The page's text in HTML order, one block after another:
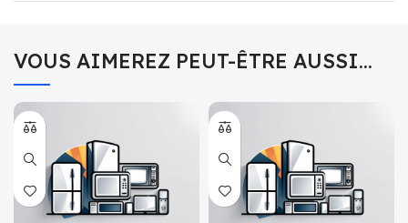
VOUS AIMEREZ PEUT-ÊTRE AUSSI…